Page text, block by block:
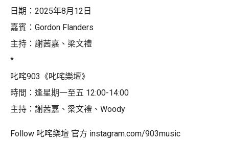
日期：2025年8月12日
嘉賓：Gordon Flanders
主持：謝茜嘉、梁文禮
*
叱咤903《叱咤樂壇》
時間：逢星期一至五 12:00-14:00
主持：謝茜嘉、梁文禮、Woody
Follow 叱咤樂壇 官方 instagram.com/903music